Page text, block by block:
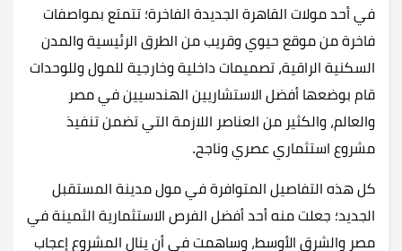
في أحد مولات القاهرة الجديدة الفاخرة؛ تتمتع بمواصفات
فاخرة من موقع حيوي وقريب من الطرق الرئيسية والمدن
السكنية الراقية، تصميمات داخلية وخارجية للمول وللوحدات
قام بوضعها أفضل الاستشاريين الهندسيين في مصر
والعالم، والكثير من العناصر اللازمة التي تضمن تنفيذ
مشروع استثماري عصري وناجح.
كل هذه التفاصيل المتوافرة في مول مدينة المستقبل
الجديد؛ جعلت منه أحد أفضل الفرص الاستثمارية الثمينة في
مصر والشرق الأوسط، وساهمت في أن ينال المشروع إعجاب